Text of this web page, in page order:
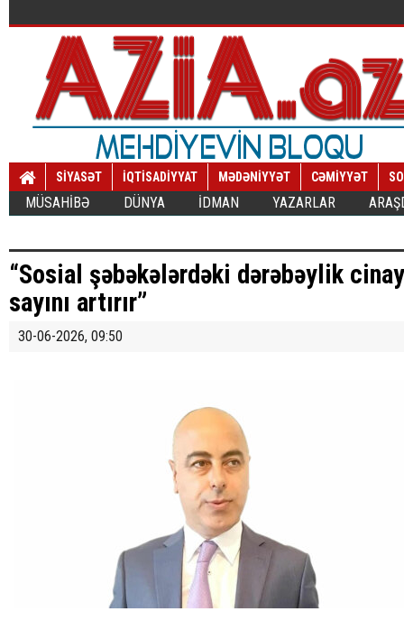
SİYASƏT İQTİSADİYYAT MƏDƏNİYYƏT CƏMİYYƏT
MÜSAHİBƏ DÜNYA İDMAN YAZARLAR
“Sosial şəbəkələrdəki dərəbəylik
sayını artırır”
30-06-2026, 09:50